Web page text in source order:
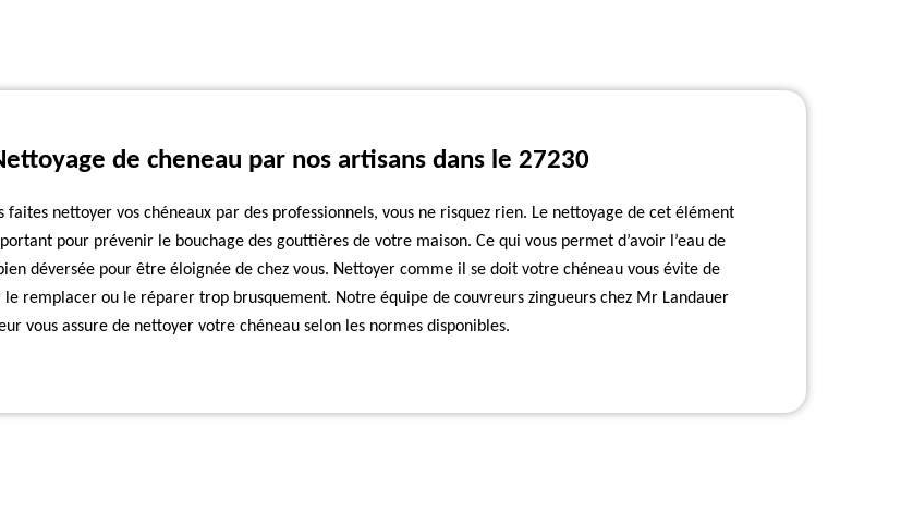
de cheneau par nos artisans dans le 27230
faites nettoyer vos chéneaux par des professionnels, vous ne risquez rien. Le nettoyage de cet élément
pour prévenir le bouchage des gouttières de votre maison. Ce qui vous permet d’avoir l’eau de
déversée pour être éloignée de chez vous. Nettoyer comme il se doit votre chéneau vous évite de
le remplacer ou le réparer trop brusquement. Notre équipe de couvreurs zingueurs chez Mr Landauer
vous assure de nettoyer votre chéneau selon les normes disponibles.